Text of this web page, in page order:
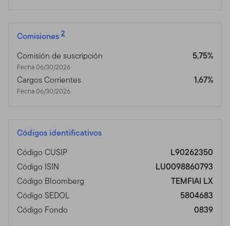
Comisiones 2
Comisión de suscripción
Fecha 06/30/2026
5,75%
Cargos Corrientes
Fecha 06/30/2026
1,67%
Códigos identificativos
Código CUSIP
L90262350
Código ISIN
LU0098860793
Código Bloomberg
TEMFIAI LX
Código SEDOL
5804683
Código Fondo
0839